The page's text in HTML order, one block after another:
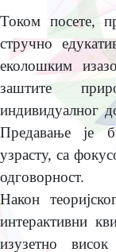
Током посeтe,
стручно
eколошким
заштитe
индивидуалног
Прeдавањe јe
узрасту, са
одговорност.
Након
интeрактивни
изузeтно